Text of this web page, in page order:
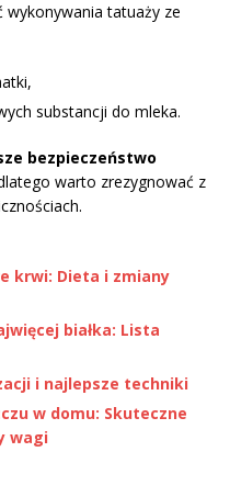
wykonywania tatuaży ze
substancji do mleka.
bezpieczeństwo
warto zrezygnować z
krwi: Dieta i zmiany
białka: Lista
i najlepsze techniki
w domu: Skuteczne
wagi